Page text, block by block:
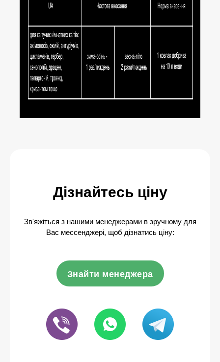
Дізнайтесь ціну
Зв'яжіться з нашими менеджерами в зручному для
Вас мессенджері, щоб дізнатись ціну:
Знайти менеджера